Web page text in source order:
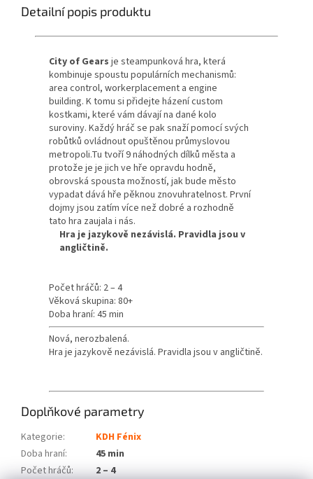
Detailní popis produktu
City of Gears je steampunková hra, která
kombinuje spoustu populárních mechanismů:
area control, workerplacement a engine
building. K tomu si přidejte házení custom
kostkami, které vám dávají na dané kolo
suroviny. Každý hráč se pak snaží pomocí svých
robůtků ovládnout opuštěnou průmyslovou
metropoli.Tu tvoří 9 náhodných dílků města a
protože je je jich ve hře opravdu hodně,
obrovská spousta možností, jak bude město
vypadat dává hře pěknou znovuhratelnost. První
dojmy jsou zatím více než dobré a rozhodně
tato hra zaujala i nás.
Hra je jazykově nezávislá. Pravidla jsou v
angličtině.
Počet hráčů: 2 – 4
Věková skupina: 80+
Doba hraní: 45 min
Nová, nerozbalená.
Hra je jazykově nezávislá. Pravidla jsou v angličtině.
Doplňkové parametry
Kategorie:
KDH Fénix
Doba hraní:
45 min
Počet hráčů: 2 – 4